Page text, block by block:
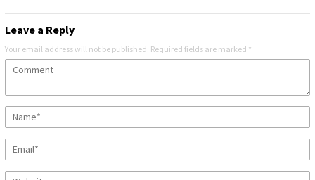
Leave a Reply
Your email address will not be published. Required fields are marked *